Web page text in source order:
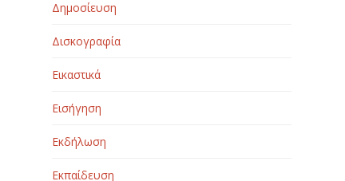
Δημοσίευση
Δισκογραφία
Εικαστικά
Εισήγηση
Εκδήλωση
Εκπαίδευση